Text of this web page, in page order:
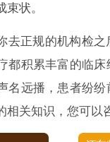
状。
去正规的机构检
都积累丰富的临
名远播，患者纷
相关知识，您可以